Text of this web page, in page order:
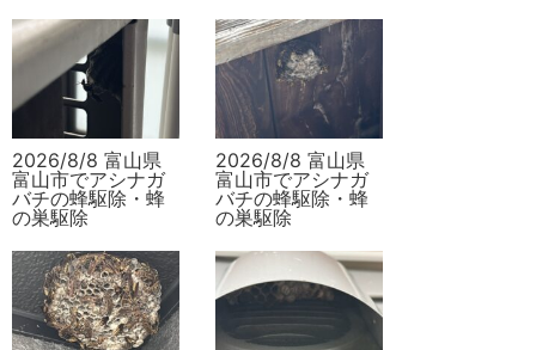
2026/8/8 富山県
富山市でアシナガ
バチの蜂駆除・蜂
の巣駆除
2026/8/8 富山県
富山市でアシナガ
バチの蜂駆除・蜂
の巣駆除